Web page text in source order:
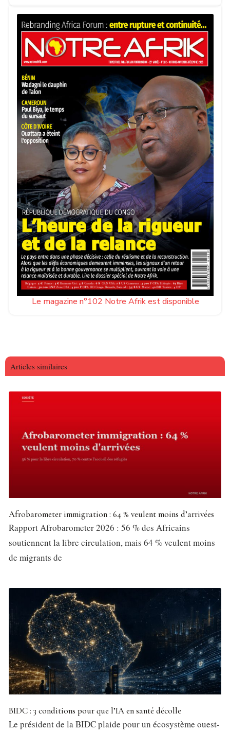
Le magazine n°102 Notre Afrik est disponible
Articles similaires
Afrobarometer immigration : 64 % veulent moins d’arrivées
Rapport Afrobarometer 2026 : 56 % des Africains
soutiennent la libre circulation, mais 64 % veulent moins
de migrants de
BIDC : 3 conditions pour que l’IA en santé décolle
Le président de la BIDC plaide pour un écosystème ouest-